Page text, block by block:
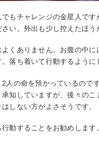
もチャレンジの金星人です
い。外出も少し控えたほう
くありません。お腹の中に
落ち着いて行動するように
人の命を預かっているので
知していますが、後々の
しない方がよさそうです。
動することをお勧めします。